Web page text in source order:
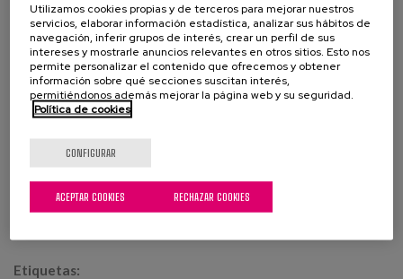
mercado, enfocándose en la venta de productos alimenticios.
El hombre, con un gorro de cuadros, sonríe mientras observa
los productos sobre la mesa. Su abrigo parece ser oscuro y
algo desgastado, lo que añade un toque de calidez a su
presencia. A su lado, una mujer de cabello rizado y gafas, viste
un abrigo claro y parece concentrada en las mercancías.
mercado, donde otras personas están presentes en el fondo. La
luz del lugar es brillante, lo que resalta los colores y las
texturas de los productos exhibidos, aunque no se pueden ver
claramente. La escena evoca un sentido de comunidad y
Etiquetas:
Utilizamos cookies propias y de terceros para mejorar nuestros
servicios, elaborar información estadística, analizar sus hábitos de
navegación, inferir grupos de interés, crear un perfil de sus
intereses y mostrarle anuncios relevantes en otros sitios. Esto nos
permite personalizar el contenido que ofrecemos y obtener
información sobre qué secciones suscitan interés,
permitiéndonos además mejorar la página web y su seguridad.
Política de cookies
CONFIGURAR
RECHAZAR COOKIES
ACEPTAR COOKIES